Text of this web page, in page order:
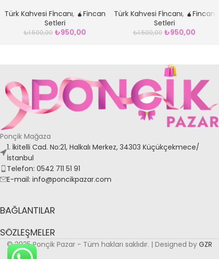
Türk Kahvesi Fİncanı, 🧉Fincan
Setleri
₺1.500,00 ₺950,00
Türk Kahvesi Fİncanı, 🧉Fincan
Setleri
₺1.500,00 ₺950,00
Ponçik Mağaza
1. İkitelli Cad. No:21, Halkalı Merkez, 34303 Küçükçekmece/
İstanbul
Telefon: 0542 711 51 91
E-mail: info@poncikpazar.com
BAĞLANTILAR
SÖZLEŞMELER
© 2025 Ponçik Pazar - Tüm hakları saklıdır. | Designed by GZR